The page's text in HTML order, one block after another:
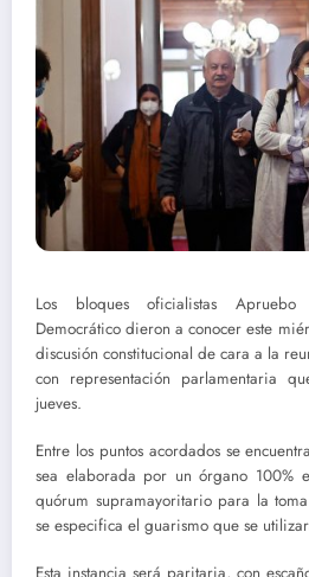
Los bloques oficialistas
Democrático dieron a conocer este
discusión constitucional de cara a la
con representación parlamentaria
jueves.
Entre los puntos acordados se
sea elaborada por un órgano 100%
quórum supramayoritario para la
se especifica el guarismo que se